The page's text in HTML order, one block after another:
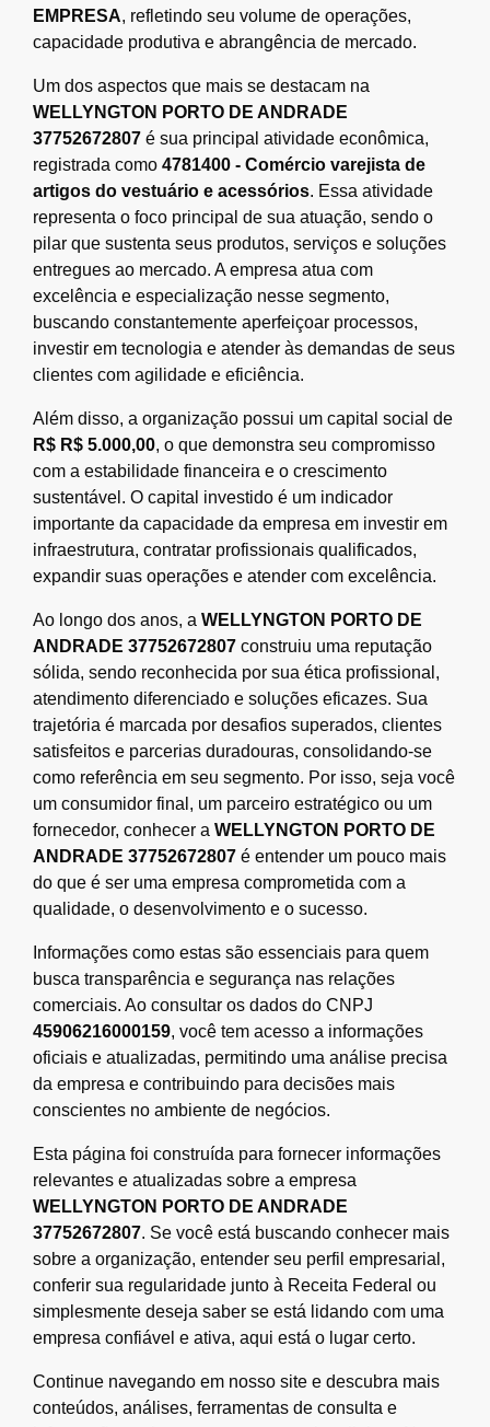
EMPRESA, refletindo seu volume de operações,
capacidade produtiva e abrangência de mercado.
Um dos aspectos que mais se destacam na
WELLYNGTON PORTO DE ANDRADE
37752672807 é sua principal atividade econômica,
registrada como 4781400 - Comércio varejista de
artigos do vestuário e acessórios. Essa atividade
representa o foco principal de sua atuação, sendo o
pilar que sustenta seus produtos, serviços e soluções
entregues ao mercado. A empresa atua com
excelência e especialização nesse segmento,
buscando constantemente aperfeiçoar processos,
investir em tecnologia e atender às demandas de seus
clientes com agilidade e eficiência.
Além disso, a organização possui um capital social de
R$ R$ 5.000,00, o que demonstra seu compromisso
com a estabilidade financeira e o crescimento
sustentável. O capital investido é um indicador
importante da capacidade da empresa em investir em
infraestrutura, contratar profissionais qualificados,
expandir suas operações e atender com excelência.
Ao longo dos anos, a WELLYNGTON PORTO DE
ANDRADE 37752672807 construiu uma reputação
sólida, sendo reconhecida por sua ética profissional,
atendimento diferenciado e soluções eficazes. Sua
trajetória é marcada por desafios superados, clientes
satisfeitos e parcerias duradouras, consolidando-se
como referência em seu segmento. Por isso, seja você
um consumidor final, um parceiro estratégico ou um
fornecedor, conhecer a WELLYNGTON PORTO DE
ANDRADE 37752672807 é entender um pouco mais
do que é ser uma empresa comprometida com a
qualidade, o desenvolvimento e o sucesso.
Informações como estas são essenciais para quem
busca transparência e segurança nas relações
comerciais. Ao consultar os dados do CNPJ
45906216000159, você tem acesso a informações
oficiais e atualizadas, permitindo uma análise precisa
da empresa e contribuindo para decisões mais
conscientes no ambiente de negócios.
Esta página foi construída para fornecer informações
relevantes e atualizadas sobre a empresa
WELLYNGTON PORTO DE ANDRADE
37752672807. Se você está buscando conhecer mais
sobre a organização, entender seu perfil empresarial,
conferir sua regularidade junto à Receita Federal ou
simplesmente deseja saber se está lidando com uma
empresa confiável e ativa, aqui está o lugar certo.
Continue navegando em nosso site e descubra mais
conteúdos, análises, ferramentas de consulta e